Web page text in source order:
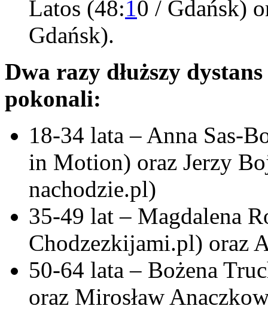
Latos (48:10 / Gdańsk)
Gdańsk).
Dwa razy dłuższy dystans
pokonali:
18-34 lata – Anna Sas-
in Motion) oraz Jerzy
nachodzie.pl)
35-49 lat – Magdalena
Chodzezkijami.pl) oraz
50-64 lata – Bożena
oraz Mirosław